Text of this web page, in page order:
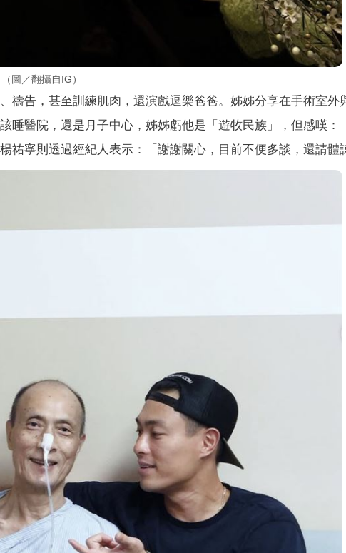
圖／翻攝自IG）
禱告，甚至訓練肌肉，還演戲逗樂爸爸。姊姊分享在手術室外
睡醫院，還是月子中心，姊姊虧他是「遊牧民族」，但感嘆：
祐寧則透過經紀人表示：「謝謝關心，目前不便多談，還請體